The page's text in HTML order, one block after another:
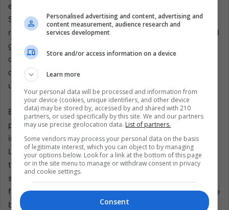
exigiendo la renuncia de Paz, rechazó la decisión del
Senado. También lo hizo la Vicepresidencia. Su
resistencia indica que este no es solo un conflicto entre el
gobierno y los bloqueadores. Es también un conflicto
dentro del Estado, en términos de autoridad, y en el
debate no resuelto de Bolivia sobre cuánta fuerza puede
usar una democracia contra la movilización social.
El problema del gobierno es real. La Paz y El Alto no
pueden permanecer como rehenes de la escasez
indefinidamente. Los hospitales necesitan suministros.
Las familias necesitan comida. El combustible no puede
tratarse como un lujo opcional en ciudades construidas
sobre una geografía difícil y cadenas de distribución
frágiles. Un Estado que no puede garantizar el movimiento
básico comienza a parecer débil. La debilidad invita a más
Personalised advertising and content, advertising and
content measurement, audience research and
services development
Store and/or access information on a device
Learn more
Your personal data will be processed and information from
your device (cookies, unique identifiers, and other device
data) may be stored by, accessed by and shared with 210
partners, or used specifically by this site. We and our partners
may use precise geolocation data. List of partners.
Some vendors may process your personal data on the basis
of legitimate interest, which you can object to by managing
your options below. Look for a link at the bottom of this page
or in the site menu to manage or withdraw consent in privacy
and cookie settings.
Consent